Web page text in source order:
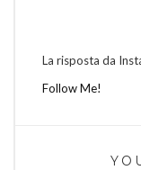
La risposta da
Follow Me!